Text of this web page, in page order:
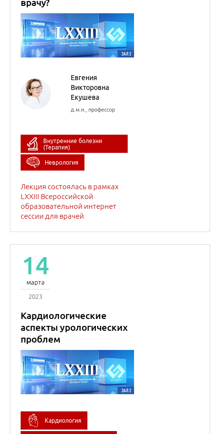
Внутренние болезни
Неврология
Лекция состоялась в рамках
LXXIII Всероссийской
сессии для врачей
14
марта
2023
аспекты урологических
проблем
Лекция состоялась в рамках
LXXIII Всероссийской
образовательной интернет
сессии для врачей
14
марта